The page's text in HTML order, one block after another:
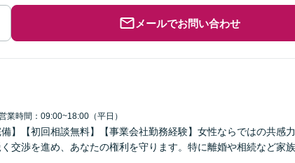
メールでお問い合わせ
業時間：09:00~18:00（平日）
】【初回相談無料】【事業会社勤務経験】女性ならではの共感
交渉を進め、あなたの権利を守ります。特に離婚や相続など家